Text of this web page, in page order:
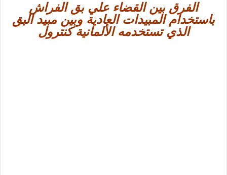
الفرق بين القضاء علي بق الفراش
باستخدام المبيدات العادية وبين مبيد البق
الذي تستخدمه الألمانية كنترول